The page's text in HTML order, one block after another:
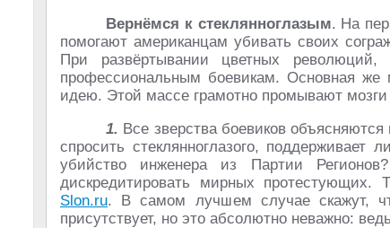
Вернёмся к стеклянноглазым. На
помогают американцам убивать своих
При развёртывании цветных революций,
профессиональным боевикам. Основная же
идею. Этой массе грамотно промывают
1. Все зверства боевиков
спросить стеклянноглазого,
убийство инженера из Партии
дискредитировать мирных протестующих.
Slon.ru. В самом лучшем случае скажут,
присутствует, но это абсолютно неважно: